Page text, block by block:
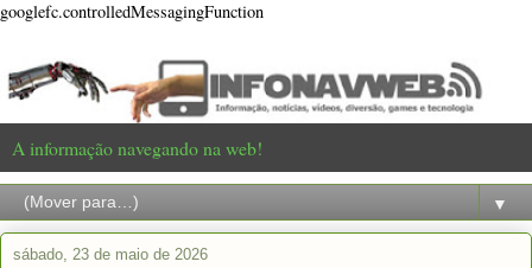
googlefc.controlledMessagingFunction
A informação navegando na web!
▼
sábado, 23 de maio de 2026